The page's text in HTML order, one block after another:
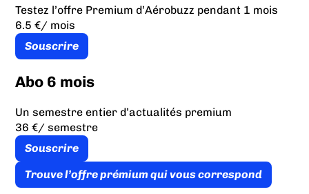
Testez l’offre Premium d’Aérobuzz pendant 1 mois
6.5 €/ mois
Souscrire
Abo 6 mois
Un semestre entier d’actualités premium
36 €/ semestre
Souscrire
Trouve l’offre prémium qui vous correspond